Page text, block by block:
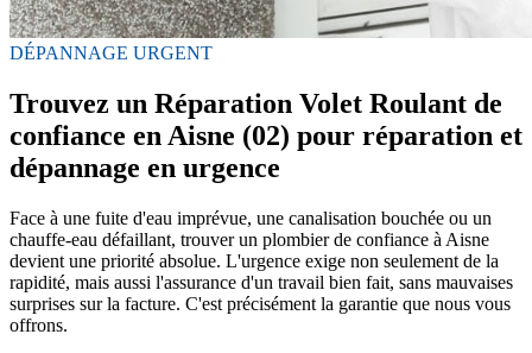
DÉPANNAGE URGENT
Trouvez un Réparation Volet Roulant de
confiance en Aisne (02) pour réparation et
dépannage en urgence
Face à une fuite d'eau imprévue, une canalisation bouchée ou un
chauffe-eau défaillant, trouver un plombier de confiance à Aisne
devient une priorité absolue. L'urgence exige non seulement de la
rapidité, mais aussi l'assurance d'un travail bien fait, sans mauvaises
surprises sur la facture. C'est précisément la garantie que nous vous
offrons.